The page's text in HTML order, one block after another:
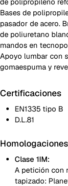
Bases de
pasador de acero.
de poliuretano
mandos en
Apoyo lumbar con
gomaespuma y
Certificaciones
EN1335 tipo B
D.L.81
Homologaciones
Clase 1IM:
A petición con
tapizado: